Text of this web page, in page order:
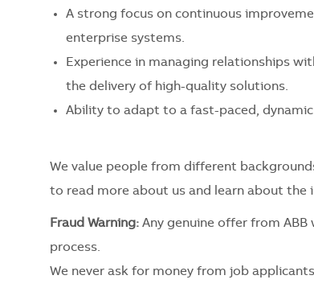
A strong focus on continuous
enterprise systems.
Experience in managing relationships
the delivery of high-quality solutions.
Ability to adapt to a fast-paced,
We value people from different
to read more about us and learn about
Fraud Warning: Any genuine offer from
process.
We never ask for money from job